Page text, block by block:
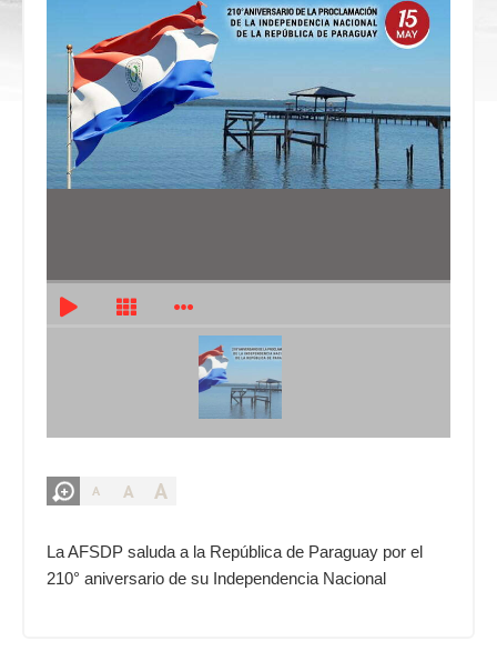
A A A
La AFSDP saluda a la República de Paraguay por el
210° aniversario de su Independencia Nacional